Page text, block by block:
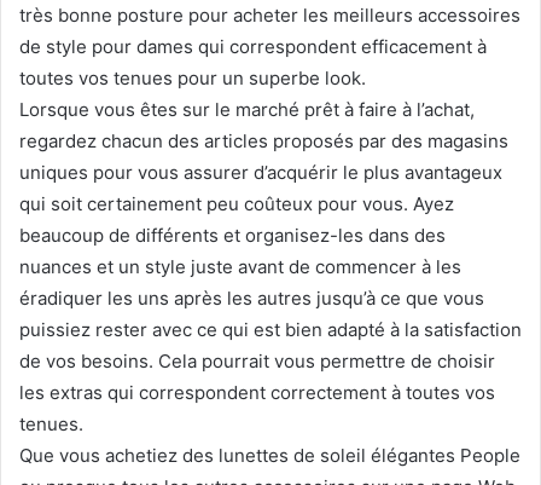
très bonne posture pour acheter les meilleurs accessoires
de style pour dames qui correspondent efficacement à
toutes vos tenues pour un superbe look.
Lorsque vous êtes sur le marché prêt à faire à l’achat,
regardez chacun des articles proposés par des magasins
uniques pour vous assurer d’acquérir le plus avantageux
qui soit certainement peu coûteux pour vous. Ayez
beaucoup de différents et organisez-les dans des
nuances et un style juste avant de commencer à les
éradiquer les uns après les autres jusqu’à ce que vous
puissiez rester avec ce qui est bien adapté à la satisfaction
de vos besoins. Cela pourrait vous permettre de choisir
les extras qui correspondent correctement à toutes vos
tenues.
Que vous achetiez des lunettes de soleil élégantes People